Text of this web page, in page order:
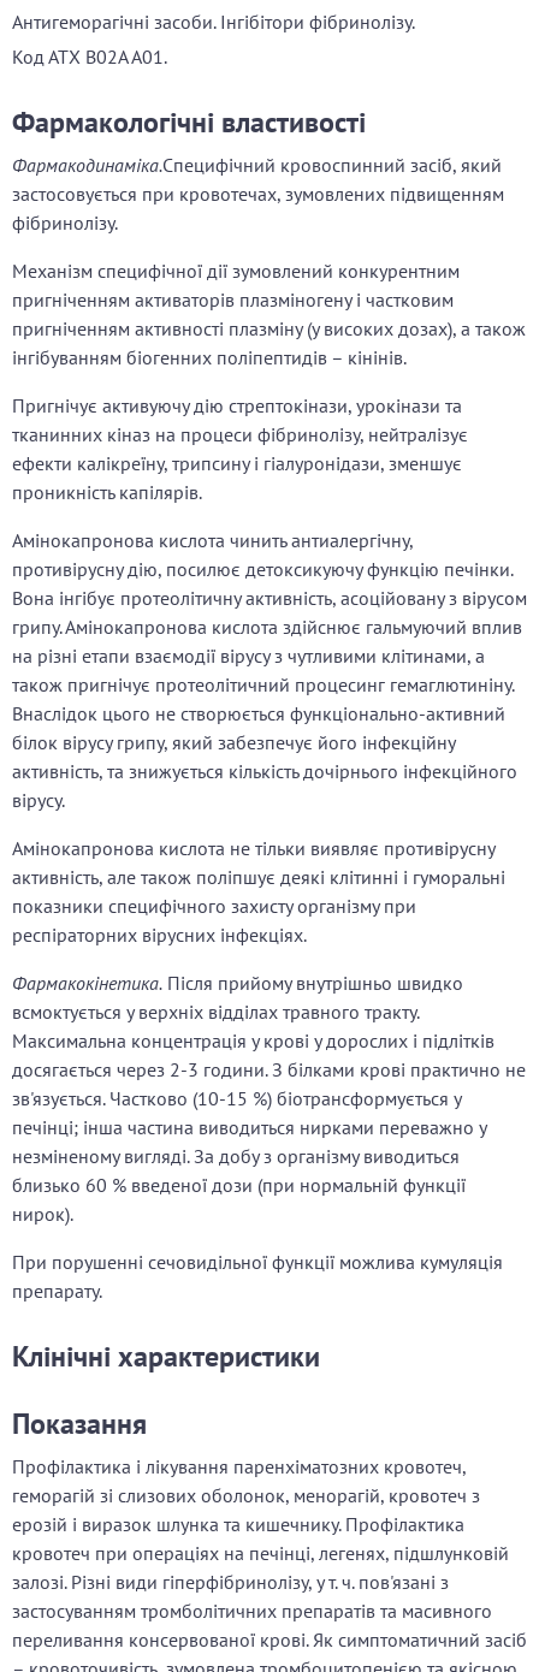
Антигеморагічні засоби. Інгібітори фібринолізу.
Код АТХ В02А А01.
Фармакологічні властивості
Фармакодинаміка.Специфічний кровоспинний засіб, який
застосовується при кровотечах, зумовлених підвищенням
фібринолізу.
Механізм специфічної дії зумовлений конкурентним
пригніченням активаторів плазміногену і частковим
пригніченням активності плазміну (у високих дозах), а також
інгібуванням біогенних поліпептидів – кінінів.
Пригнічує активуючу дію стрептокінази, урокінази та
тканинних кіназ на процеси фібринолізу, нейтралізує
ефекти калікреїну, трипсину і гіалуронідази, зменшує
проникність капілярів.
Амінокапронова кислота чинить антиалергічну,
противірусну дію, посилює детоксикуючу функцію печінки.
Вона інгібує протеолітичну активність, асоційовану з вірусом
грипу. Амінокапронова кислота здійснює гальмуючий вплив
на різні етапи взаємодії вірусу з чутливими клітинами, а
також пригнічує протеолітичний процесинг гемаглютиніну.
Внаслідок цього не створюється функціонально-активний
білок вірусу грипу, який забезпечує його інфекційну
активність, та знижується кількість дочірнього інфекційного
вірусу.
Амінокапронова кислота не тільки виявляє противірусну
активність, але також поліпшує деякі клітинні і гуморальні
показники специфічного захисту організму при
респіраторних вірусних інфекціях.
Фармакокінетика. Після прийому внутрішньо швидко
всмоктується у верхніх відділах травного тракту.
Максимальна концентрація у крові у дорослих і підлітків
досягається через 2-3 години. З білками крові практично не
зв'язується. Частково (10-15 %) біотрансформується у
печінці; інша частина виводиться нирками переважно у
незміненому вигляді. За добу з організму виводиться
близько 60 % введеної дози (при нормальній функції
нирок).
При порушенні сечовидільної функції можлива кумуляція
препарату.
Клінічні характеристики
Показання
Профілактика і лікування паренхіматозних кровотеч,
геморагій зі слизових оболонок, менорагій, кровотеч з
ерозій і виразок шлунка та кишечнику. Профілактика
кровотеч при операціях на печінці, легенях, підшлунковій
залозі. Різні види гіперфібринолізу, у т. ч. пов'язані з
застосуванням тромболітичних препаратів та масивного
переливання консервованої крові. Як симптоматичний засіб